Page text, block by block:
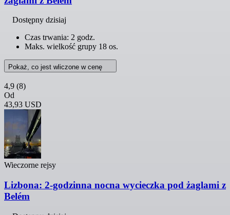
Dostępny dzisiaj
Czas trwania: 2 godz.
Maks. wielkość grupy 18 os.
Pokaż, co jest wliczone w cenę
4,9 (8)
Od
43,93 USD
Wieczorne rejsy
Lizbona: 2-godzinna nocna wycieczka pod żaglami z
Belém